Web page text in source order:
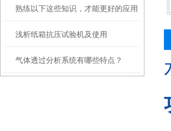
熟练以下这些知识，才能更好的应用
水蒸气透过率测试仪
浅析纸箱抗压试验机及使用
气体透过分析系统有哪些特点？